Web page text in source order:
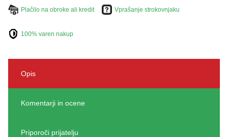
Plačilo na obroke ali kredit Vprašanje strokovnjaku
100% varen nakup
Opis
Komentarji in ocene
Priporoči prijatelju